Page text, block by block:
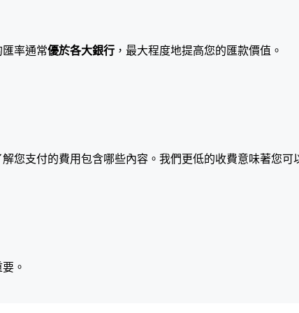
率通常優於各大銀行 ，最大程度地提高您的匯款價值。
您支付的費用包含哪些內容。我們更低的收費意味著您可
。